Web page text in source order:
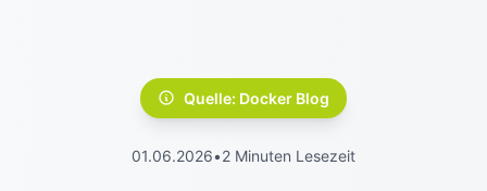
Quelle: Docker Blog
01.06.2026•2 Minuten Lesezeit